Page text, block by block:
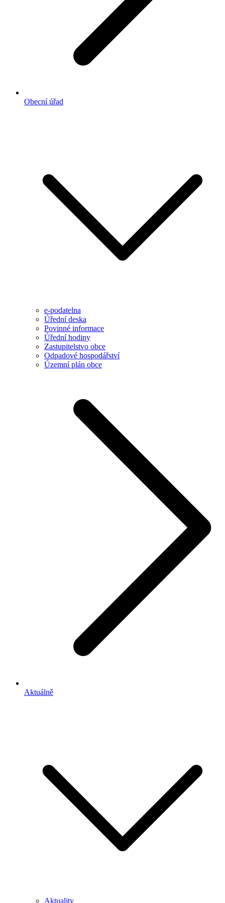
Obecní úřad
e-podatelna
Úřední deska
Povinné informace
Úřední hodiny
Zastupitelstvo obce
Odpadové hospodářství
Územní plán obce
Aktuálně
Aktuality